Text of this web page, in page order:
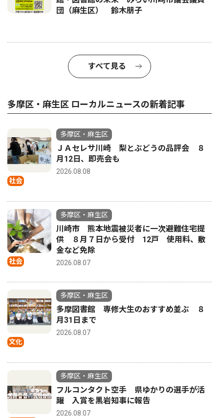
団（麻生区） 鈴木朋子
すべて見る
多摩区・麻生区 ローカルニュースの新着記事
社会
多摩区・麻生区
ＪＡセレサ川崎 梨とぶどうの品評会 ８
月12日、即売会も
2026.08.08
社会
多摩区・麻生区
川崎市 熊本地震被災者に一次避難住宅提
供 ８月７日から受付 12戸 使用料、敷
金など免除
2026.08.07
文化
多摩区・麻生区
多摩図書館 専修大生のおすすめ並ぶ ８
月31日まで
2026.08.07
多摩区・麻生区
フルコンタクト空手 県ゆかりの選手が活
躍 入賞を黒岩知事に報告
2026.08.07